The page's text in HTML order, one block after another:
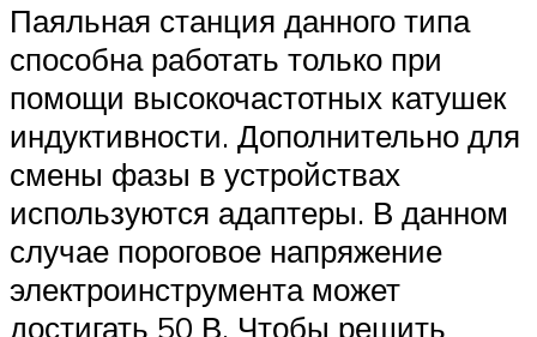
Паяльная станция данного типа
способна работать только при
помощи высокочастотных катушек
индуктивности. Дополнительно для
смены фазы в устройствах
используются адаптеры. В данном
случае пороговое напряжение
электроинструмента может
достигать 50 В. Чтобы решить